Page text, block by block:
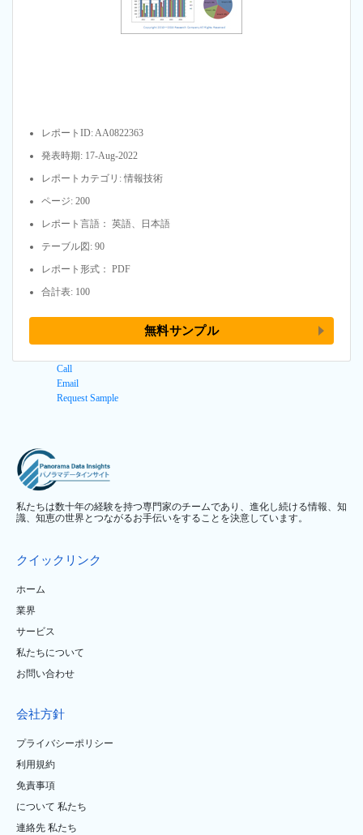
レポートID: AA0822363
発表時期: 17-Aug-2022
レポートカテゴリ: 情報技術
ページ: 200
レポート言語： 英語、日本語
テーブル図: 90
レポート形式： PDF
合計表: 100
無料サンプル
Call
Email
Request Sample
私たちは数十年の経験を持つ専門家のチームであり、進化し続ける情報、知
識、知恵の世界とつながるお手伝いをすることを決意しています。
クイックリンク
ホーム
業界
サービス
私たちについて
お問い合わせ
会社方針
プライバシーポリシー
利用規約
免責事項
について 私たち
連絡先 私たち